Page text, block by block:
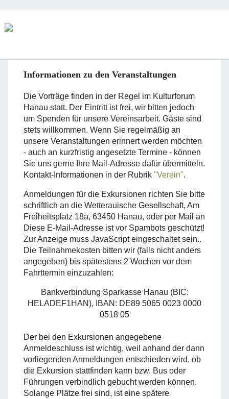
Informationen zu den Veranstaltungen
Die Vorträge finden in der Regel im Kulturforum
Hanau statt. Der Eintritt ist frei, wir bitten jedoch
um Spenden für unsere Vereinsarbeit. Gäste sind
stets willkommen. Wenn Sie regelmäßig an
unsere Veranstaltungen erinnert werden möchten
- auch an kurzfristig angesetzte Termine - können
Sie uns gerne Ihre Mail-Adresse dafür übermitteln.
Kontakt-Informationen in der Rubrik "Verein".
Anmeldungen für die Exkursionen richten Sie bitte
schriftlich an die Wetteraui­sche Gesellschaft, Am
Freiheitsplatz 18a, 63450 Hanau, oder per Mail an
Diese E-Mail-Adresse ist vor Spambots geschützt!
Zur Anzeige muss JavaScript eingeschaltet sein..
Die Teilnahmekosten bitten wir (falls nicht anders
angegeben) bis spätestens 2 Wochen vor dem
Fahrttermin einzuzahlen:
Bankverbindung Sparkasse Hanau (BIC:
HELADEF1HAN), IBAN: DE89 5065 0023 0000
0518 05
Der bei den Exkursionen angegebene
Anmeldeschluss ist wichtig, weil anhand der dann
vorliegenden Anmeldungen entschieden wird, ob
die Exkursion stattfinden kann bzw. Bus oder
Führungen verbindlich gebucht werden können.
Solange Plätze frei sind, ist eine spätere